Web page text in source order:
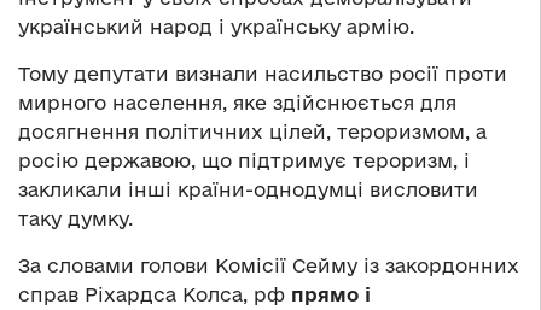
український народ і українську армію.
Тому депутати визнали насильство росії проти
мирного населення, яке здійснюється для
досягнення політичних цілей, тероризмом, а
росію державою, що підтримує тероризм, і
закликали інші країни-однодумці висловити
таку думку.
За словами голови Комісії Сейму із закордонних
справ Ріхардса Колса, рф прямо і